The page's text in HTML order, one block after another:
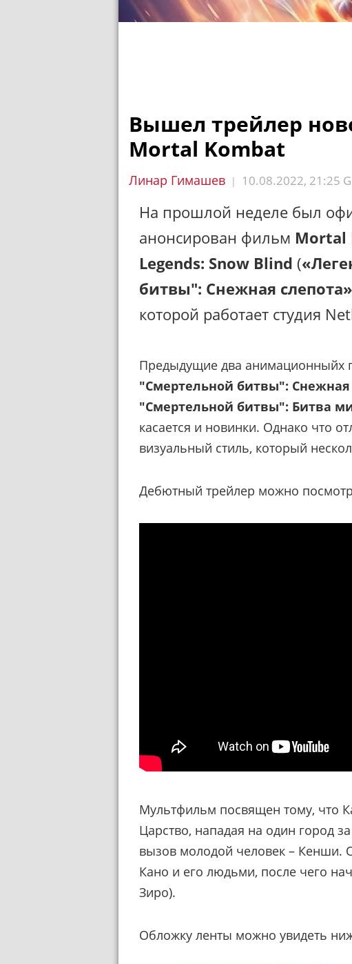
Вышел трейлер
Mortal Kombat
Линар Гимашев | 10.08.2022, 21:25
На прошлой неделе был
анонсирован фильм Mortal
Legends: Snow Blind (
битвы": Снежная слепота»
которой работает студия
Предыдущие два анимационныйх
"Смертельной битвы": Снежная
"Смертельной битвы": Битва
касается и новинки. Однако что
визуальный стиль, который
Дебютный трейлер можно
Мультфильм посвящен тому, что
Царство, нападая на один город
вызов молодой человек – Кенши.
Кано и его людьми, после чего
Зиро).
Обложку ленты можно увидеть